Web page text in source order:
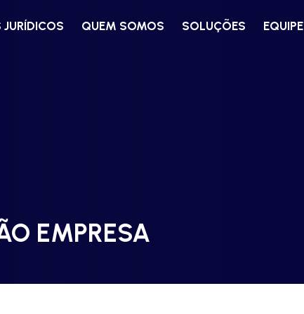
QUEM SOMOS SOLUÇÕES EQUIPE
EMPRESA